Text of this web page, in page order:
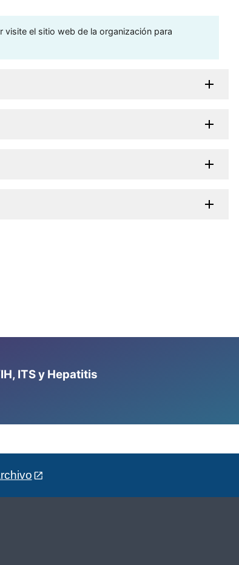
el sitio web de la organización para
ITS y Hepatitis